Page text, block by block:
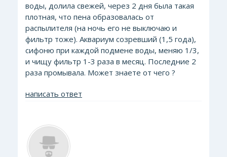
воды, долила свежей, через 2 дня была такая
плотная, что пена образовалась от
распылителя (на ночь его не выключаю и
фильтр тоже). Аквариум созревший (1,5 года),
сифоню при каждой подмене воды, меняю 1/3,
и чищу фильтр 1-3 раза в месяц. Последние 2
раза промывала. Может знаете от чего ?
написать ответ